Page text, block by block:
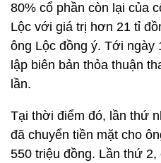
80% cổ phần còn lại của
Lộc với giá trị hơn 21 tỉ
ông Lộc đồng ý. Tới ngày
lập biên bản thỏa thuận
lần.
Tại thời điểm đó, lần thứ
đã chuyển tiền mặt cho
550 triệu đồng. Lần thứ